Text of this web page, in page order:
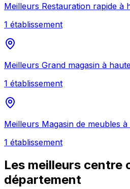
Meilleurs Restauration rapide à
1 établissement
Meilleurs Grand magasin à
1 établissement
Meilleurs Magasin de meubles à
1 établissement
Les meilleurs centre
département